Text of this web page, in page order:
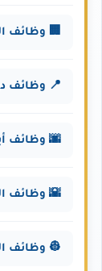
🏢 وظائف
📍 وظائف
🌆 وظائف
🌇 وظائف
👷 وظائف